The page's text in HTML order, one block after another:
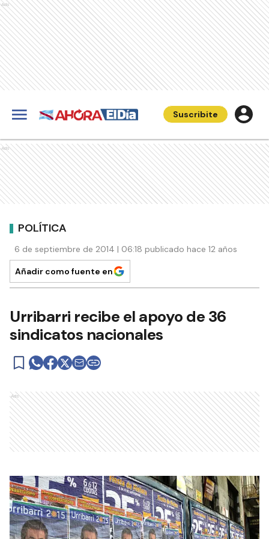
Ads
Suscribite
Ads
POLÍTICA
6 de septiembre de 2014 | 06:18 publicado hace 12 años
Añadir como fuente en
Urribarri recibe el apoyo de 36
sindicatos nacionales
Ads